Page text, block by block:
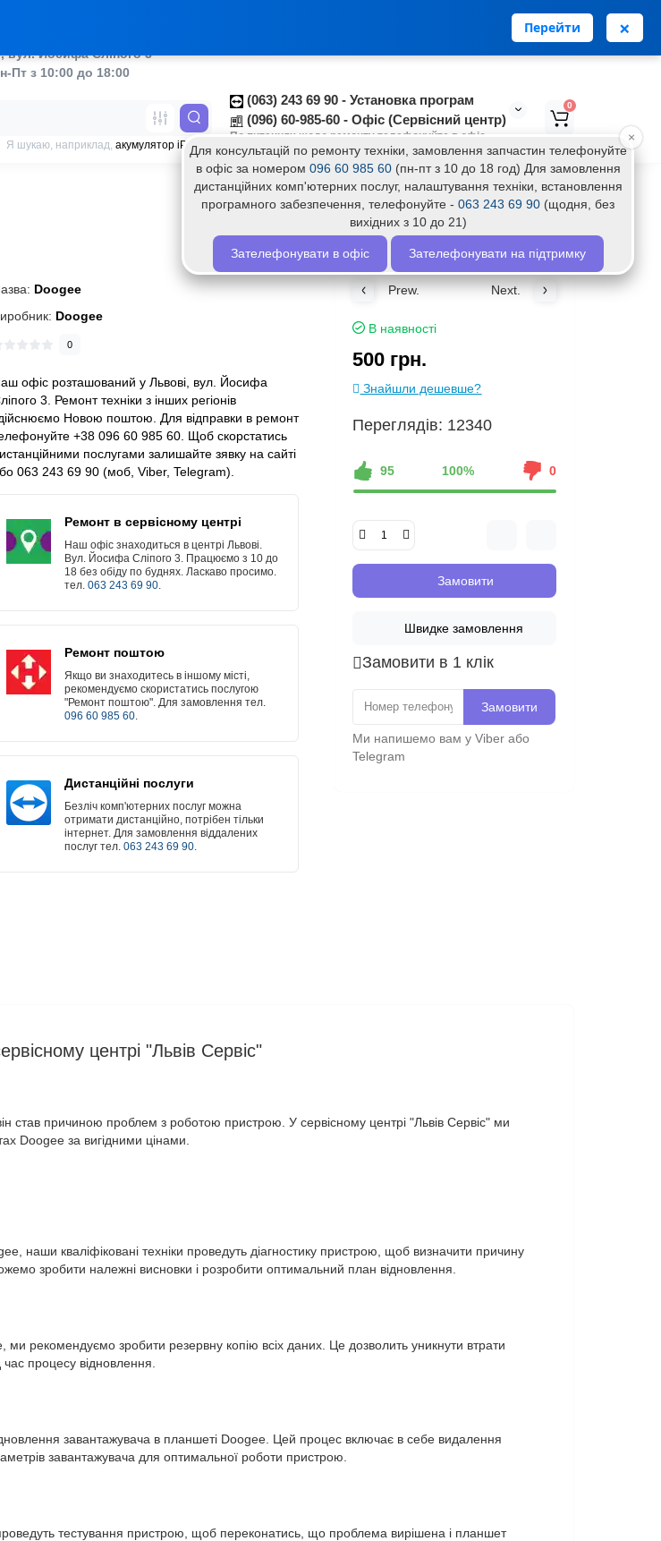
Перейти ×
Особистий кабінет
вул. Йосифа Сліпого 3
Пт з 10:00 до 18:00
(063) 243 69 90 - Установка програм
(096) 60-985-60 - Офіс (Сервісний центр)
По питаннях щодо ремонту телефонуйте в офіс
Я шукаю, наприклад, акумулятор iPhone
0
Doogee
Doogee
0
офіс розташований у Львові, вул. Йосифа
3. Ремонт техніки з інших регіонів
Новою поштою. Для відправки в ремонт
+38 096 60 985 60. Щоб скорстатись
послугами залишайте зявку на сайті
063 243 69 90 (моб, Viber, Telegram).
Ремонт в сервісному центрі
Наш офіс знаходиться в центрі Львові.
Вул. Йосифа Сліпого 3. Працюємо з 10 до
18 без обіду по буднях. Ласкаво просимо.
тел.063 243 69 90.
Ремонт поштою
Якщо ви знаходитесь в іншому місті,
рекомендуємо скористатись послугою
"Ремонт поштою". Для замовлення тел.
096 60 985 60.
Дистанційні послуги
Безліч комп'ютерних послуг можна
отримати дистанційно, потрібен тільки
інтернет. Для замовлення віддалених
послуг тел.063 243 69 90.
Prew. Next.
В наявності
500 грн.
Знайшли дешевше?
Переглядів: 12340
95 100% 0
Замовити
Швидке замовлення
Замовити в 1 клік
Замовити
Ми напишемо вам у Viber або
Telegram
центрі "Львів Сервіс"
став причиною проблем з роботою пристрою. У сервісному центрі "Львів Сервіс" ми
Doogee за вигідними цінами.
наши кваліфіковані техніки проведуть діагностику пристрою, щоб визначити причину
зробити належні висновки і розробити оптимальний план відновлення.
рекомендуємо зробити резервну копію всіх даних. Це дозволить уникнути втрати
процесу відновлення.
завантажувача в планшеті Doogee. Цей процес включає в себе видалення
завантажувача для оптимальної роботи пристрою.
тестування пристрою, щоб переконатись, що проблема вирішена і планшет
Для консультацій по ремонту техніки, замовлення запчастин телефонуйте
в офіс за номером 096 60 985 60(пн-пт з 10 до 18 год) Для замовлення
дистанційних комп'ютерних послуг, налаштування техніки, встановлення
програмного забезпечення, телефонуйте - 063 243 69 90 (щодня, без
вихідних з 10 до 21)
Зателефонувати в офіс Зателефонувати на підтримку
×